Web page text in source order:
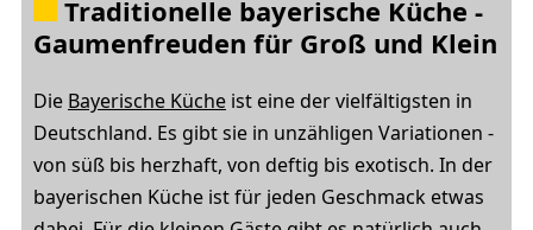
Traditionelle bayerische Küche -
Gaumenfreuden für Groß und Klein
Die Bayerische Küche ist eine der vielfältigsten in
Deutschland. Es gibt sie in unzähligen Variationen -
von süß bis herzhaft, von deftig bis exotisch. In der
bayerischen Küche ist für jeden Geschmack etwas